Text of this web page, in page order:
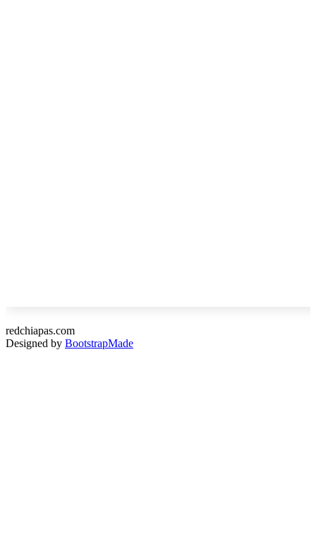
redchiapas.com
Designed by BootstrapMade